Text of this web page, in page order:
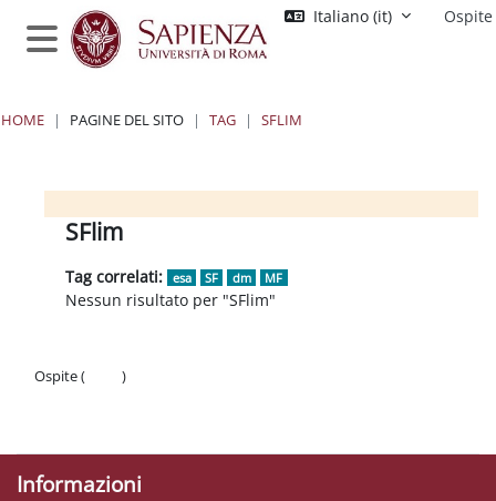
Vai al contenuto principale
Pannello laterale
Italiano ‎(it)‎ Ospite
HOME PAGINE DEL SITO TAG SFLIM
Blocchi
Blocchi
Blocchi
BlocchiSFlim
Tag correlati: esa SF dm MF
Nessun risultato per "SFlim"
Ospite (
)
Informazioni